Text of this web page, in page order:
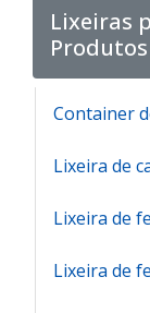
Lixeiras
Container
Lixeira de
Lixeira de
Lixeira de